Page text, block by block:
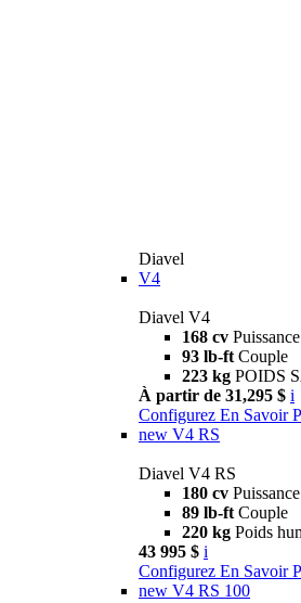
Diavel
V4
Diavel V4
168 cv Puissance
93 lb-ft Couple
223 kg POIDS
À partir de 31,295 $ i
Configurez En Savoir
new V4 RS
Diavel V4 RS
180 cv Puissance
89 lb-ft Couple
220 kg Poids
43 995 $ i
Configurez En Savoir
new V4 RS 100